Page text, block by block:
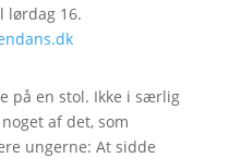
lørdag 16.
på en stol. Ikke i særlig
af det, som
ungerne: At sidde